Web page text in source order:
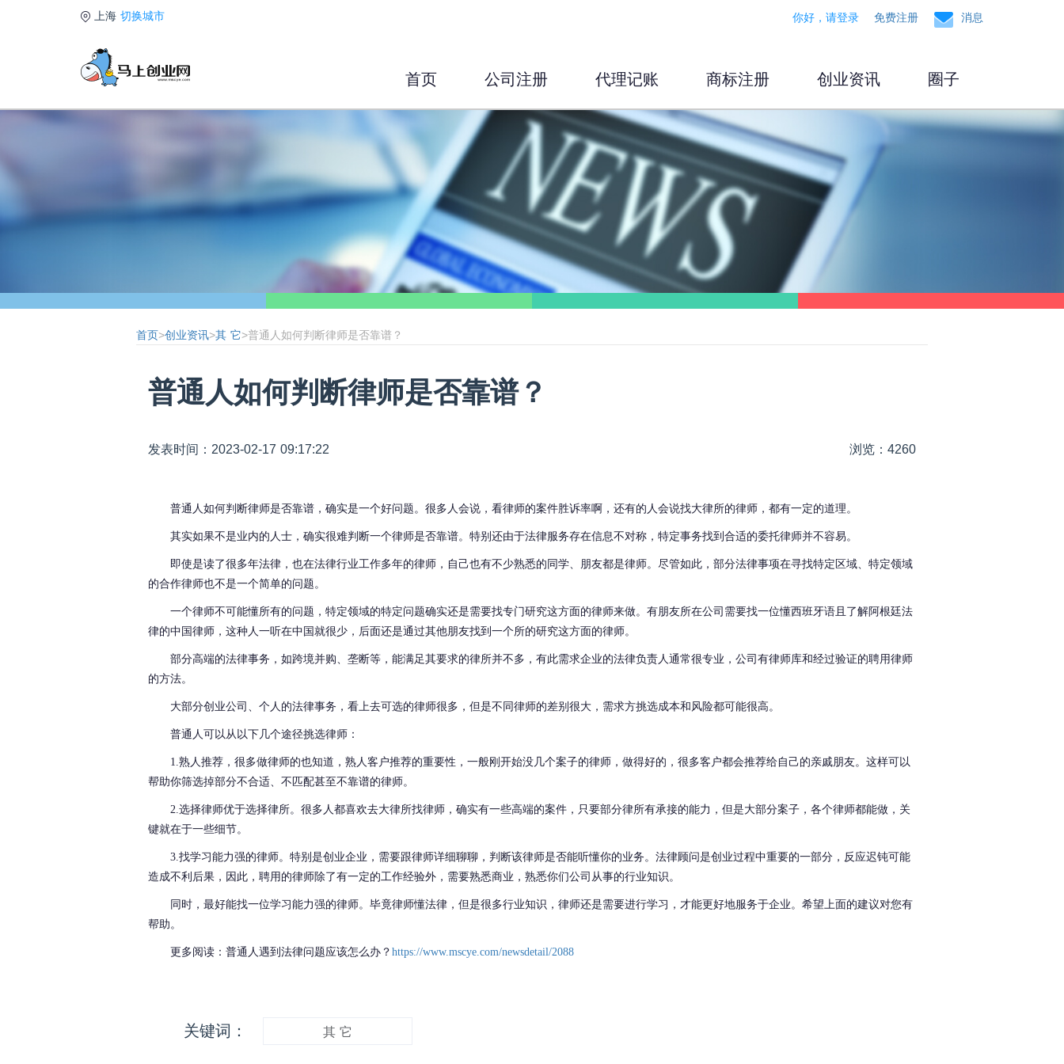
上海 切换城市 你好，请登录 免费注册 消息
首页 公司注册 代理记账 商标注册 创业资讯 圈子
首页>创业资讯>其 它>普通人如何判断律师是否靠谱？
普通人如何判断律师是否靠谱？
发表时间：2023-02-17 09:17:22 浏览：4260
普通人如何判断律师是否靠谱，确实是一个好问题。很多人会说，看律师的案件胜诉率啊，还有的人会说找大律所的律师，都有一定的道理。
其实如果不是业内的人士，确实很难判断一个律师是否靠谱。特别还由于法律服务存在信息不对称，特定事务找到合适的委托律师并不容易。
即使是读了很多年法律 ，也在法律行业工作多年的律师，自己也有不少熟悉的同学、朋友都是律师。尽管如此，部分法律事项在寻找特定区域、特定领域
的合作律师也不是一个简单的问题。
一个律师不可能懂所有的问题，特定领域的特定问题确实还是需要找专门研究这方面的律师来做。 有朋友所在公司需要找一位懂西班牙语且了解阿根廷法
律的中国律师， 这种人一听在中国就很少，后面还是通过其他朋友找到一个所的研究这方面的律师。
部分高端的法律事务，如跨境并购、垄断等，能满足其要求的律所并不多，有此需求企业的法律负责人通常很专业，公司有律师库和经过验证的聘用律师
的方法。
大部分创业公司、个人的法律事务，看上去可选的律师很多 ，但是不同律师的差别很大，需求方挑选成本和风险都可能很高。
普通人可以从以下几个途径挑选律师 ：
1.熟人推荐， 很多做律师的也知道，熟人客户推荐的重要性，一般刚开始没几个案子的律师，做得好的，很多客户都会推荐给自己的亲戚朋友。 这样可以
帮助你筛选掉部分不合适、不匹配甚至不靠谱的律师。
2.选择律师优于选择律所。 很多人都喜欢去大律所找律师，确实有一些高端的案件，只要部分律所有承接的能力，但是大部分案子，各个律师都能做，关
键就在于一些细节。
3.找学习能力强的律师。 特别是创业企业，需要跟律师详细聊聊，判断该律师是否能听懂你的业务。法律顾问是创业过程中重要的一部分，反应迟钝可能
造成不利后果，因此，聘用的律师除了有一定的工作经验外，需要熟悉商业 ，熟悉你们公司从事的行业知识。
同时，最好能找一位学习能力强的律师。毕竟律师懂法律，但是很多行业知识，律师还是需要进行学习，才能更好地服务于企业。希望上面的建议对您有
帮助。
更多阅读：普通人遇到法律问题应该怎么办？ https://www.mscye.com/newsdetail/2088
关键词： 其 它